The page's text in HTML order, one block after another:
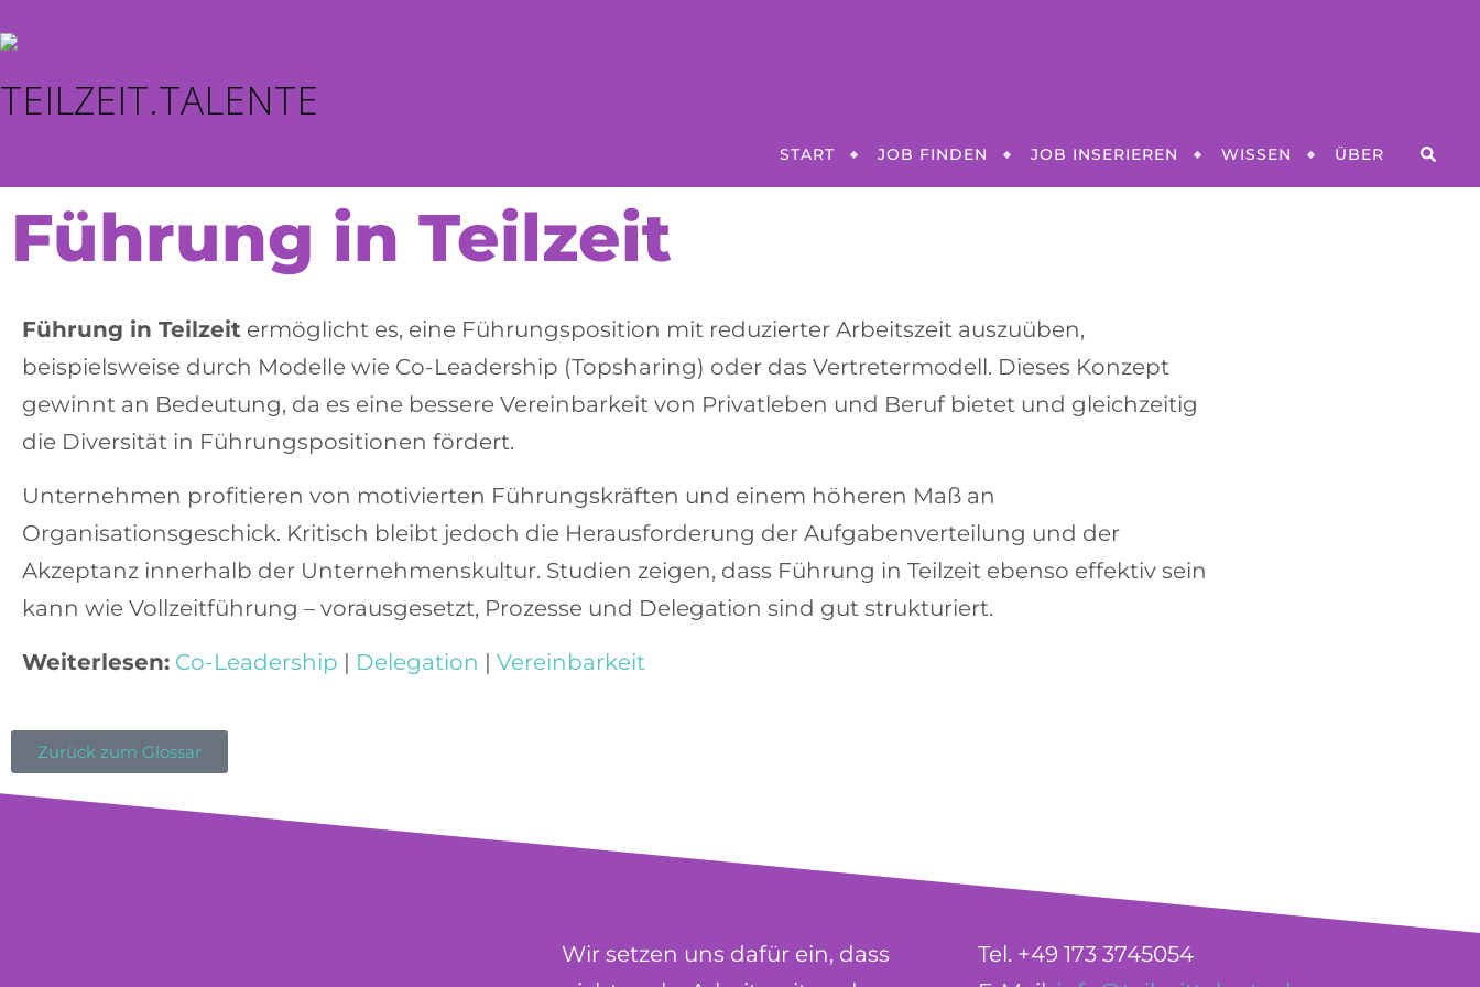
START JOB FINDEN JOB INSERIEREN WISSEN ÜBER
Führung in Teilzeit
Führung in Teilzeit ermöglicht es, eine Führungsposition mit reduzierter Arbeitszeit auszuüben,
beispielsweise durch Modelle wie Co-Leadership (Topsharing) oder das Vertretermodell. Dieses Konzept
gewinnt an Bedeutung, da es eine bessere Vereinbarkeit von Privatleben und Berufbietet und gleichzeitig
die Diversität in Führungspositionen fördert.
Unternehmen profitieren von motivierten Führungskräften und einem höheren Maß an
Organisationsgeschick. Kritisch bleibt jedoch die Herausforderung der Aufgabenverteilung und der
Akzeptanz innerhalb der Unternehmenskultur. Studien zeigen, dass Führung in Teilzeit ebenso effektiv sein
kann wie Vollzeitführung – vorausgesetzt, Prozesse und Delegation sind gut strukturiert.
Weiterlesen: Co-Leadership | Delegation | Vereinbarkeit
Zurück zum Glossar
Wir setzen uns dafür ein, dass
Tel. +49 173 3745054